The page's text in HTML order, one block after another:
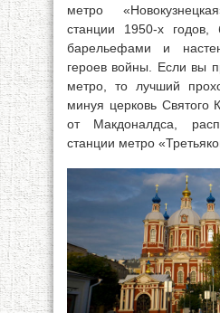
метро
станции 1950-х годов,
барельефами и
героев войны. Если вы
метро, то лучший
минуя церковь Святого
от Макдоналдса,
станции метро